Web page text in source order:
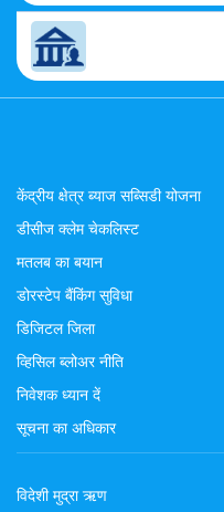
केंद्रीय क्षेत्र ब्याज सब्सिडी योजना
डीसीज क्लेम चेकलिस्ट
मतलब का बयान
डोरस्टेप बैंकिंग सुविधा
डिजिटल जिला
व्हिसिल ब्लोअर नीति
निवेशक ध्यान दें
सूचना का अधिकार
विदेशी मुद्रा ऋण